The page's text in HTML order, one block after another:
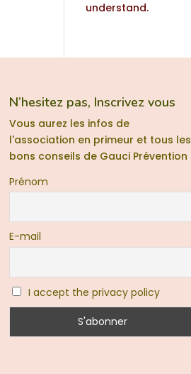
understand.
N’hesitez pas, Inscrivez vous
Vous aurez les infos de
l'association en primeur et tous les
bons conseils de Gauci Prévention
Prénom
E-mail
I accept the privacy policy